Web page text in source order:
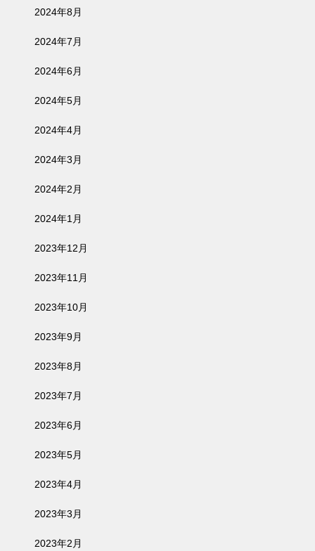
2024年8月
2024年7月
2024年6月
2024年5月
2024年4月
2024年3月
2024年2月
2024年1月
2023年12月
2023年11月
2023年10月
2023年9月
2023年8月
2023年7月
2023年6月
2023年5月
2023年4月
2023年3月
2023年2月